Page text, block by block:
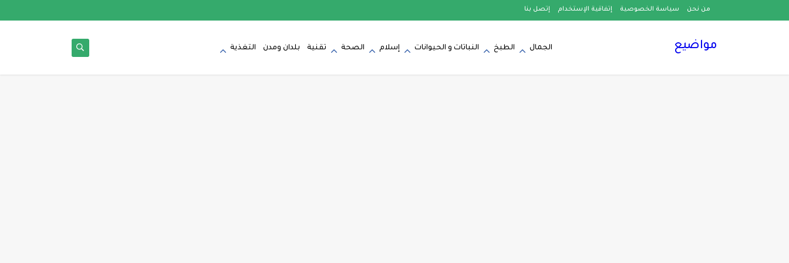
من نحن سياسة الخصوصية إتفاقية الإستخدام إتصل بنا
مواضيع الجمال الطبخ النباتات و الحيوانات إسلام الصحة تقنية بلدان ومدن التغذية